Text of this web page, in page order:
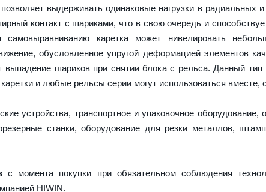
выдерживать одинаковые нагрузки в радиальных
контакт с шариками, что в свою очередь и
самовыравниванию каретка может нивелировать
обусловленное упругой деформацией элементов
выпадение шариков при снятии блока с рельса. Данный
и любые рельсы серии могут использоваться вместе,
устройства, транспортное и упаковочное
станки, оборудование для резки металлов,
с момента покупки при обязательном соблюдения
HIWIN.